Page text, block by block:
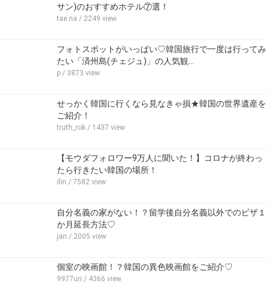
サン)のおすすめホテル⑦選！
tae.na / 2249 view
フォトスポットがいっぱい♡韓国旅行で一度は行ってみ
たい「済州島(チェジュ)」の人気観…
p / 3873 view
せっかく韓国に行くなら見なきゃ損★韓国の世界遺産を
ご紹介！
truth_rok / 1437 view
【モウダフォロワー9万人に聞いた！】コロナが終わっ
たら行きたい韓国の場所！
ilin / 7582 view
自分名義の家がない！？留学後自分名義以外でのビザ１
か月延長方法♡
jan / 2005 view
個室の映画館！？韓国の異色映画館をご紹介♡
9977uri / 4366 view